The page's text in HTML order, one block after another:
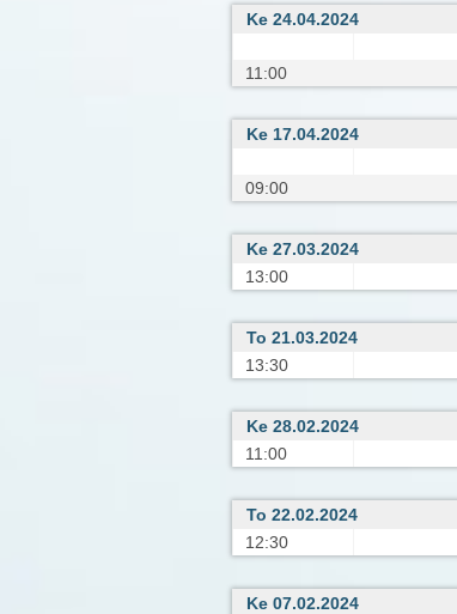
Ke 24.04.2024
11:00
Ke 17.04.2024
09:00
Ke 27.03.2024
13:00
To 21.03.2024
13:30
Ke 28.02.2024
11:00
To 22.02.2024
12:30
Ke 07.02.2024